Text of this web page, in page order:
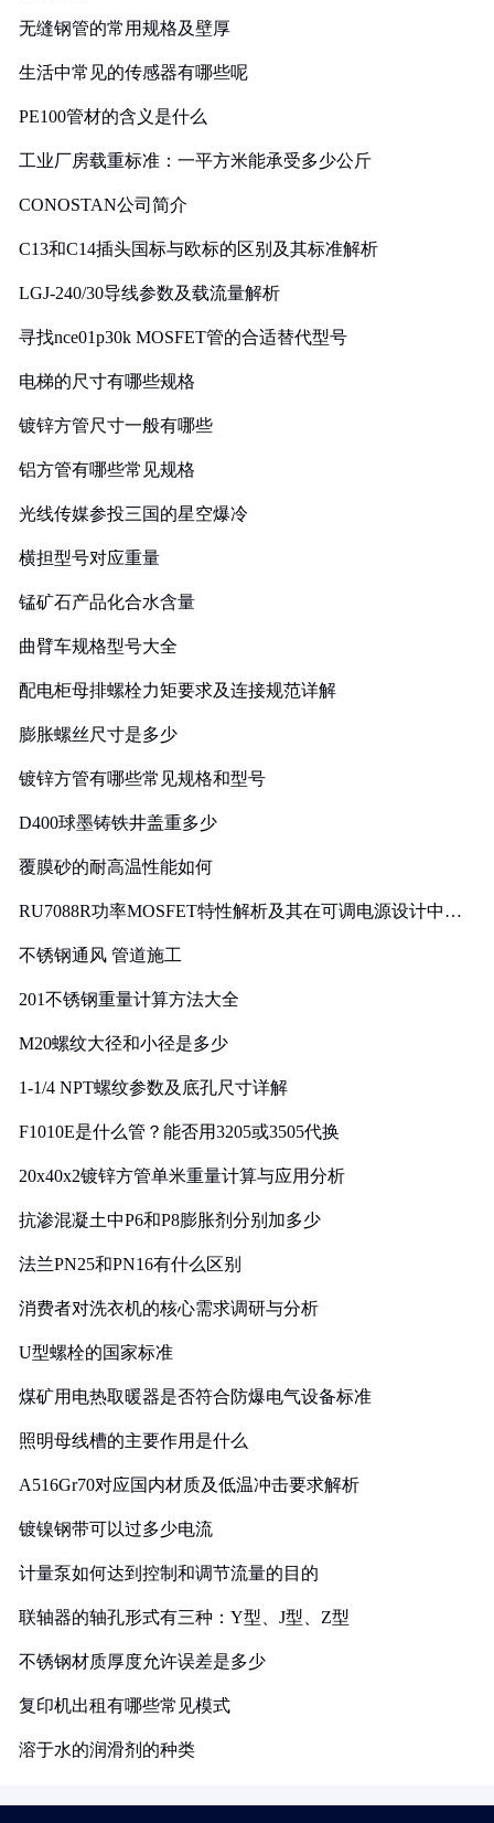
无缝钢管的常用规格及壁厚
生活中常见的传感器有哪些呢
PE100管材的含义是什么
工业厂房载重标准：一平方米能承受多少公斤
CONOSTAN公司简介
C13和C14插头国标与欧标的区别及其标准解析
LGJ-240/30导线参数及载流量解析
寻找nce01p30k MOSFET管的合适替代型号
电梯的尺寸有哪些规格
镀锌方管尺寸一般有哪些
铝方管有哪些常见规格
光线传媒参投三国的星空爆冷
横担型号对应重量
锰矿石产品化合水含量
曲臂车规格型号大全
配电柜母排螺栓力矩要求及连接规范详解
膨胀螺丝尺寸是多少
镀锌方管有哪些常见规格和型号
D400球墨铸铁井盖重多少
覆膜砂的耐高温性能如何
RU7088R功率MOSFET特性解析及其在可调电源设计中的
不锈钢通风 管道施工
201不锈钢重量计算方法大全
M20螺纹大径和小径是多少
1-1/4 NPT螺纹参数及底孔尺寸详解
F1010E是什么管？能否用3205或3505代换
20x40x2镀锌方管单米重量计算与应用分析
抗渗混凝土中P6和P8膨胀剂分别加多少
法兰PN25和PN16有什么区别
消费者对洗衣机的核心需求调研与分析
U型螺栓的国家标准
煤矿用电热取暖器是否符合防爆电气设备标准
照明母线槽的主要作用是什么
A516Gr70对应国内材质及低温冲击要求解析
镀镍钢带可以过多少电流
计量泵如何达到控制和调节流量的目的
联轴器的轴孔形式有三种：Y型、J型、Z型
不锈钢材质厚度允许误差是多少
复印机出租有哪些常见模式
溶于水的润滑剂的种类